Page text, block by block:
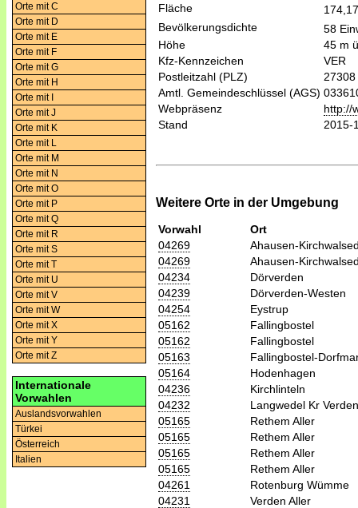
Orte mit C
Orte mit D
Orte mit E
Orte mit F
Orte mit G
Orte mit H
Orte mit I
Orte mit J
Orte mit K
Orte mit L
Orte mit M
Orte mit N
Orte mit O
Orte mit P
Orte mit Q
Orte mit R
Orte mit S
Orte mit T
Orte mit U
Orte mit V
Orte mit W
Orte mit X
Orte mit Y
Orte mit Z
Internationale
Vorwahlen
Auslandsvorwahlen
Türkei
Österreich
Italien
Fläche
Bevölkerungsdichte
58
Höhe
45 m
Kfz-Kennzeichen
VER
Postleitzahl (PLZ)
27308
Amtl. Gemeindeschlüssel (AGS)
Webpräsenz
http://
Stand
2015-
Weitere Orte in der Umgebung
Vorwahl
Ort
04269
Ahausen-
04269
Ahausen-
04234
Dörverden
04239
Dörverden-Westen
04254
Eystrup
05162
Fallingbostel
05162
Fallingbostel
05163
Fallingbostel-
05164
Hodenhagen
04236
Kirchlinteln
04232
Langwedel Kr Verden
05165
Rethem Aller
05165
Rethem Aller
05165
Rethem Aller
05165
Rethem Aller
04261
Rotenburg Wümme
04231
Verden Aller